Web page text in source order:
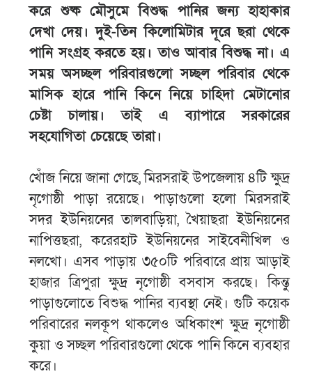
করে শুষ্ক মৌসুমে বিশুদ্ধ পানির জন্য হাহাকার
দেখা দেয়। দুই-তিন কিলোমিটার দূরে ছরা থেকে
পানি সংগ্রহ করতে হয়। তাও আবার বিশুদ্ধ না। এ
সময় অসচ্ছল পরিবারগুলো সচ্ছল পরিবার থেকে
মাসিক হারে পানি কিনে নিয়ে চাহিদা মেটানোর
চেষ্টা চালায়। তাই এ ব্যাপারে সরকারের
সহযোগিতা চেয়েছে তারা।
খোঁজ নিয়ে জানা গেছে, মিরসরাই উপজেলায় ৪টি ক্ষুদ্র
নৃগোষ্ঠী পাড়া রয়েছে। পাড়াগুলো হলো মিরসরাই
সদর ইউনিয়নের তালবাড়িয়া, খৈয়াছরা ইউনিয়নের
নাপিত্তছরা, করেরহাট ইউনিয়নের সাইবেনীখিল ও
নলখো। এসব পাড়ায় ৩৫০টি পরিবারে প্রায় আড়াই
হাজার ত্রিপুরা ক্ষুদ্র নৃগোষ্ঠী বসবাস করছে। কিন্তু
পাড়াগুলোতে বিশুদ্ধ পানির ব্যবস্থা নেই। গুটি কয়েক
পরিবারের নলকূপ থাকলেও অধিকাংশ ক্ষুদ্র নৃগোষ্ঠী
কুয়া ও সচ্ছল পরিবারগুলো থেকে পানি কিনে ব্যবহার
করে।